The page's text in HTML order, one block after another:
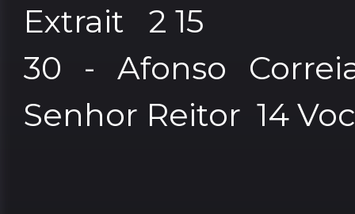
Extrait 2 15
30 - Afonso
Senhor Reitor 14